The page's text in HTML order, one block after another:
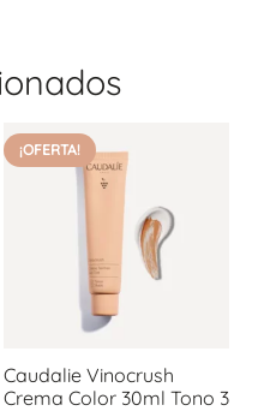
¡OFERTA!
Caudalie Vinocrush
Crema Color 30ml Tono 3